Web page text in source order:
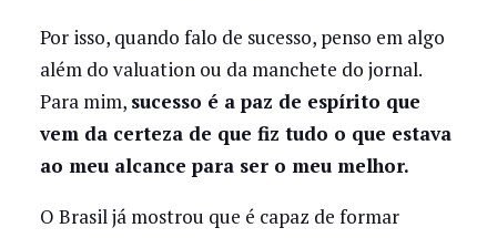
Por isso, quando falo de sucesso, penso em algo
além do valuation ou da manchete do jornal.
Para mim, sucesso é a paz de espírito que
vem da certeza de que fiz tudo o que estava
ao meu alcance para ser o meu melhor.
O Brasil já mostrou que é capaz de formar